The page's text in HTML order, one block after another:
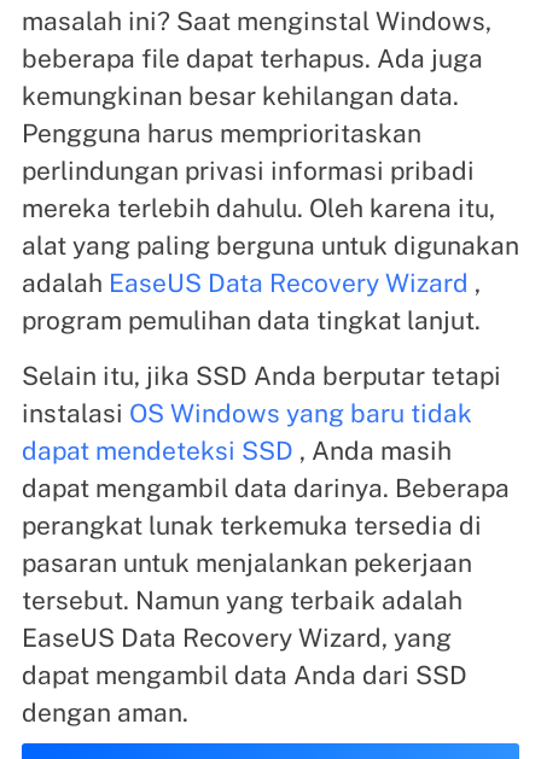
masalah ini? Saat menginstal Windows,
beberapa file dapat terhapus. Ada juga
kemungkinan besar kehilangan data.
Pengguna harus memprioritaskan
perlindungan privasi informasi pribadi
mereka terlebih dahulu. Oleh karena itu,
alat yang paling berguna untuk digunakan
adalah EaseUS Data Recovery Wizard ,
program pemulihan data tingkat lanjut.
Selain itu, jika SSD Anda berputar tetapi
instalasi OS Windows yang baru tidak
dapat mendeteksi SSD , Anda masih
dapat mengambil data darinya. Beberapa
perangkat lunak terkemuka tersedia di
pasaran untuk menjalankan pekerjaan
tersebut. Namun yang terbaik adalah
EaseUS Data Recovery Wizard, yang
dapat mengambil data Anda dari SSD
dengan aman.